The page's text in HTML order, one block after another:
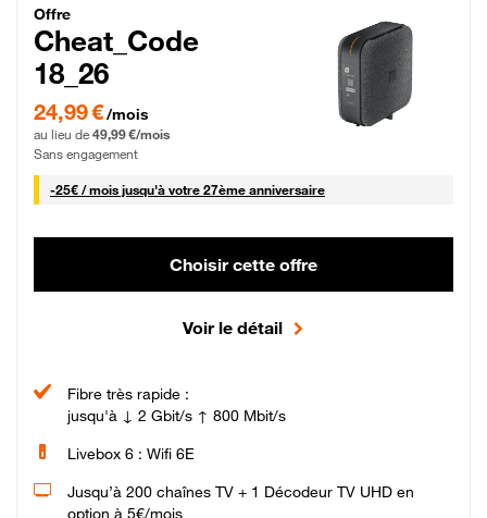
Cheat_Code Fibre_18_26
Offre
Cheat_Code
18_26
24,99 € par mois pendant 0 mois puis 49,99 € par mois, Sans engagement
24,99 €/mois
au lieu de 49,99 €/mois
Sans engagement
-25€ / mois25 € par mois
jusqu'à votre 27ème anniversaire
Choisir cette offre
Voir le détail
Fibre très rapide :
jusqu'à ↓ 2 Gbit/s ↑ 800 Mbit/s
Livebox 6 : Wifi 6E
Jusqu’à 200 chaînes TV + 1 Décodeur TV UHD en
option à 5€/mois